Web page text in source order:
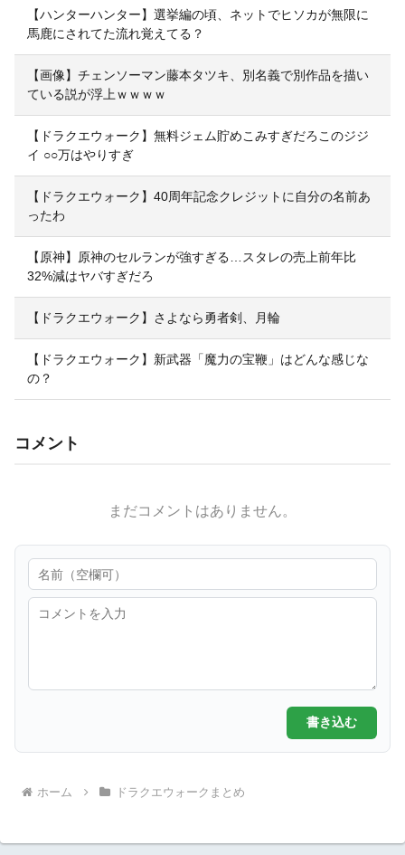
【ハンターハンター】選挙編の頃、ネットでヒソカが無限に
馬鹿にされてた流れ覚えてる？
【画像】チェンソーマン藤本タツキ、別名義で別作品を描い
ている説が浮上ｗｗｗｗ
【ドラクエウォーク】無料ジェム貯めこみすぎだろこのジジ
イ ○○万はやりすぎ
【ドラクエウォーク】40周年記念クレジットに自分の名前あ
ったわ
【原神】原神のセルランが強すぎる…スタレの売上前年比
32%減はヤバすぎだろ
【ドラクエウォーク】さよなら勇者剣、月輪
【ドラクエウォーク】新武器「魔力の宝鞭」はどんな感じな
の？
コメント
まだコメントはありません。
書き込む
ホーム ドラクエウォークまとめ